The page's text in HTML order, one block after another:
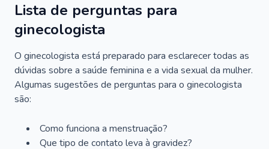
Lista de perguntas para
ginecologista
O ginecologista está preparado para esclarecer todas as
dúvidas sobre a saúde feminina e a vida sexual da mulher.
Algumas sugestões de perguntas para o ginecologista
são:
Como funciona a menstruação?
Que tipo de contato leva à gravidez?